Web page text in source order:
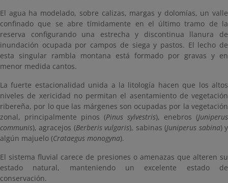
El agua ha modelado, sobre calizas, margas y dolomías, un valle
confinado que se abre tímidamente en el último tramo de la
reserva configurando una estrecha y discontinua llanura de
inundación ocupada por campos de siega y pastos. El lecho de
esta singular rambla montana está formado por gravas y en
menor medida cantos.
La fuerte estacionalidad unida a la litología hacen que los altos
niveles de xericidad no permitan el asentamiento de vegetación
ribereña, por lo que las márgenes son ocupadas por la vegetación
zonal, principalmente pinos (Pinus sylvestris), enebros (Juniperus
communis), agracejos (Berberis vulgaris), sabinas (Juniperus sabina) y
algún majuelo (Crataegus monogyna).
El sistema fluvial carece de presiones o amenazas que alteren su
estado natural, manteniendo un excelente estado de
conservación.